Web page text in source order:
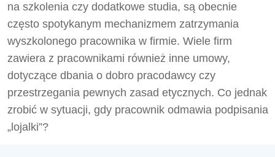
na szkolenia czy dodatkowe studia, są obecnie
często spotykanym mechanizmem zatrzymania
wyszkolonego pracownika w firmie. Wiele firm
zawiera z pracownikami również inne umowy,
dotyczące dbania o dobro pracodawcy czy
przestrzegania pewnych zasad etycznych. Co jednak
zrobić w sytuacji, gdy pracownik odmawia podpisania
„lojalki”?